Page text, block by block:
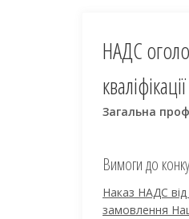
НАДС
Загальна
Вимоги до
Наказ НАДС
замовлення